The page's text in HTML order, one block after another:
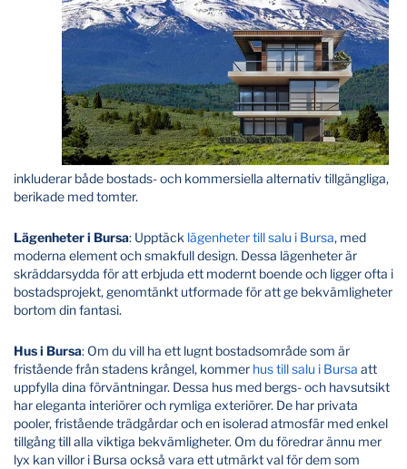
inkluderar både bostads- och kommersiella alternativ tillgängliga,
berikade med tomter.
Lägenheter i Bursa: Upptäck lägenheter till salu i Bursa, med
moderna element och smakfull design. Dessa lägenheter är
skräddarsydda för att erbjuda ett modernt boende och ligger ofta i
bostadsprojekt, genomtänkt utformade för att ge bekvämligheter
bortom din fantasi.
Hus i Bursa: Om du vill ha ett lugnt bostadsområde som är
fristående från stadens krångel, kommer hus till salu i Bursa att
uppfylla dina förväntningar. Dessa hus med bergs- och havsutsikt
har eleganta interiörer och rymliga exteriörer. De har privata
pooler, fristående trädgårdar och en isolerad atmosfär med enkel
tillgång till alla viktiga bekvämligheter. Om du föredrar ännu mer
lyx kan villor i Bursa också vara ett utmärkt val för dem som